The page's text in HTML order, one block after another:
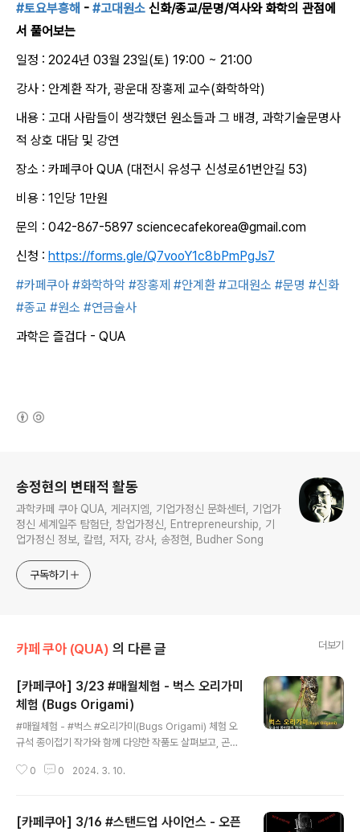
#토요부흥해 - #고대원소 신화/종교/문명/역사와 화학의 관점에
서 풀어보는
일정 : 2024년 03월 23일(토) 19:00 ~ 21:00
강사 : 안계환 작가, 광운대 장홍제 교수(화학하악)
내용 : 고대 사람들이 생각했던 원소들과 그 배경, 과학기술문명사
적 상호 대담 및 강연
장소 : 카페쿠아 QUA (대전시 유성구 신성로61번안길 53)
비용 : 1인당 1만원
문의 : 042-867-5897 sciencecafekorea@gmail.com
신청 : https://forms.gle/Q7vooY1c8bPmPgJs7
#카페쿠아 #화학하악 #장홍제 #안계환 #고대원소 #문명 #신화
#종교 #원소 #연금술사
과학은 즐겁다 - QUA
송정현의 변태적 활동
과학카페 쿠아 QUA, 게러지엠, 기업가정신 문화센터, 기업가
정신 세계일주 탐험단, 창업가정신, Entrepreneurship, 기
업가정신 정보, 칼럼, 저자, 강사, 송정현, Budher Song
구독하기
카페 쿠아 (QUA) 의 다른 글 더보기
[카페쿠아] 3/23 #매월체험 - 벅스 오리가미
체험 (Bugs Origami)
#매월체험 - #벅스 #오리가미(Bugs Origami) 체험 오
규석 종이접기 작가와 함께 다양한 작품도 살펴보고, 곤충
2:00 대상 : 초등 이상 가족 구성원 추천 내용 : 오리가미
VQyaommn1ZY7 ​문의 : 042-867-5897 sciencec
0 0 2024. 3. 10.
[카페쿠아] 3/16 #스탠드업 사이언스 - 오픈